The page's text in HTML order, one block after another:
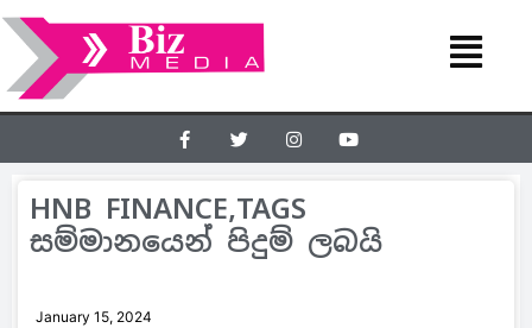
HNB FINANCE,TAGS
සම්මානයෙන් පිදුම් ලබයි
January 15, 2024